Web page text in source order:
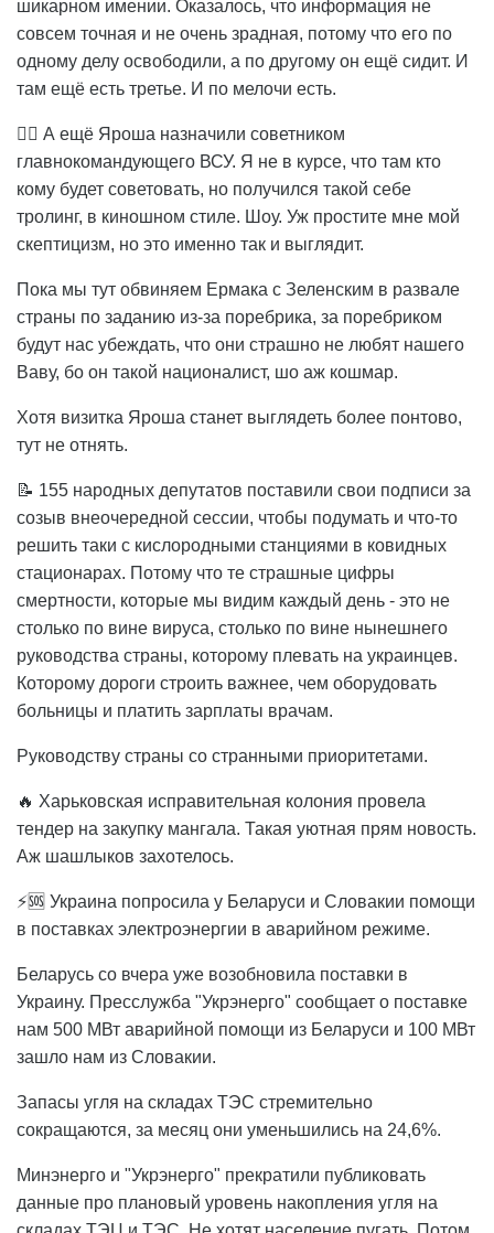
шикарном имении. Оказалось, что информация не
совсем точная и не очень зрадная, потому что его по
одному делу освободили, а по другому он ещё сидит. И
там ещё есть третье. И по мелочи есть.
🤷‍♀️ А ещё Яроша назначили советником
главнокомандующего ВСУ. Я не в курсе, что там кто
кому будет советовать, но получился такой себе
тролинг, в киношном стиле. Шоу. Уж простите мне мой
скептицизм, но это именно так и выглядит.
Пока мы тут обвиняем Ермака с Зеленским в развале
страны по заданию из-за поребрика, за поребриком
будут нас убеждать, что они страшно не любят нашего
Ваву, бо он такой националист, шо аж кошмар.
Хотя визитка Яроша станет выглядеть более понтово,
тут не отнять.
📝 155 народных депутатов поставили свои подписи за
созыв внеочередной сессии, чтобы подумать и что-то
решить таки с кислородными станциями в ковидных
стационарах. Потому что те страшные цифры
смертности, которые мы видим каждый день - это не
столько по вине вируса, столько по вине нынешнего
руководства страны, которому плевать на украинцев.
Которому дороги строить важнее, чем оборудовать
больницы и платить зарплаты врачам.
Руководству страны со странными приоритетами.
🔥 Харьковская исправительная колония провела
тендер на закупку мангала. Такая уютная прям новость.
Аж шашлыков захотелось.
⚡🆘 Украина попросила у Беларуси и Словакии помощи
в поставках электроэнергии в аварийном режиме.
Беларусь со вчера уже возобновила поставки в
Украину. Пресслужба "Укрэнерго" сообщает о поставке
нам 500 МВт аварийной помощи из Беларуси и 100 МВт
зашло нам из Словакии.
Запасы угля на складах ТЭС стремительно
сокращаются, за месяц они уменьшились на 24,6%.
Минэнерго и "Укрэнерго" прекратили публиковать
данные про плановый уровень накопления угля на